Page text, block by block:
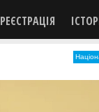
РЕЄСТРАЦІЯ